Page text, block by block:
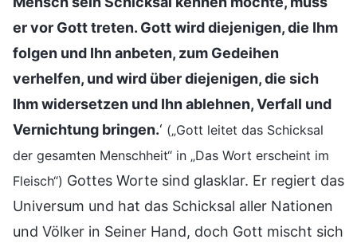
er vor Gott treten. Gott wird diejenigen, die Ihm
folgen und Ihn anbeten, zum Gedeihen
verhelfen, und wird über diejenigen, die sich
Ihm widersetzen und Ihn ablehnen, Verfall und
Vernichtung bringen.‘ („Gott leitet das Schicksal
der gesamten Menschheit“ in „Das Wort erscheint im
Fleisch“) Gottes Worte sind glasklar. Er regiert das
Universum und hat das Schicksal aller Nationen
und Völker in Seiner Hand, doch Gott mischt sich